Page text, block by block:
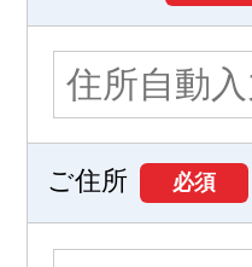
ご住所 必須